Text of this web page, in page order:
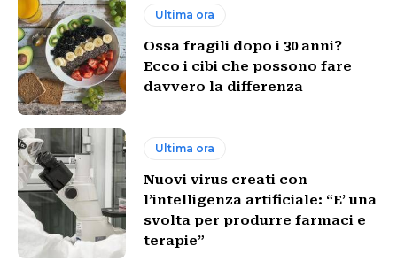
Ultima ora
Ossa fragili dopo i 30 anni?
Ecco i cibi che possono fare
davvero la differenza
Ultima ora
Nuovi virus creati con
l’intelligenza artificiale: “E’ una
svolta per produrre farmaci e
terapie”